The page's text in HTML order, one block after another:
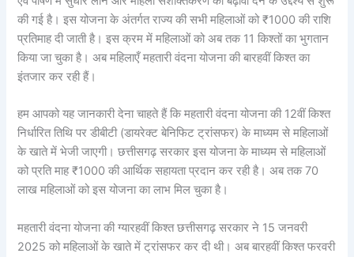
की गई है। इस योजना के अंतर्गत राज्य की सभी महिलाओं को ₹1000 की राशि
प्रतिमाह दी जाती है। इस क्रम में महिलाओं को अब तक 11 किश्तों का भुगतान
किया जा चुका है। अब महिलाएँ महतारी वंदना योजना की बारहवीं किश्त का
इंतजार कर रही हैं।
हम आपको यह जानकारी देना चाहते हैं कि महतारी वंदना योजना की 12वीं किश्त
निर्धारित तिथि पर डीबीटी (डायरेक्ट बेनिफिट ट्रांसफर) के माध्यम से महिलाओं
के खाते में भेजी जाएगी। छत्तीसगढ़ सरकार इस योजना के माध्यम से महिलाओं
को प्रति माह ₹1000 की आर्थिक सहायता प्रदान कर रही है। अब तक 70
लाख महिलाओं को इस योजना का लाभ मिल चुका है।
महतारी वंदना योजना की ग्यारहवीं किश्त छत्तीसगढ़ सरकार ने 15 जनवरी
2025 को महिलाओं के खाते में ट्रांसफर कर दी थी। अब बारहवीं किश्त फरवरी